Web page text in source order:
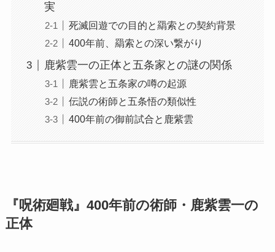
実
死滅回遊での目的と羂索との契約背景
400年前、羂索との深い繋がり
鹿紫雲一の正体と五条家との謎の関係
鹿紫雲と五条家の噂の起源
伝説の術師と五条悟の類似性
400年前の御前試合と鹿紫雲
『呪術廻戦』400年前の術師・鹿紫雲一の
正体